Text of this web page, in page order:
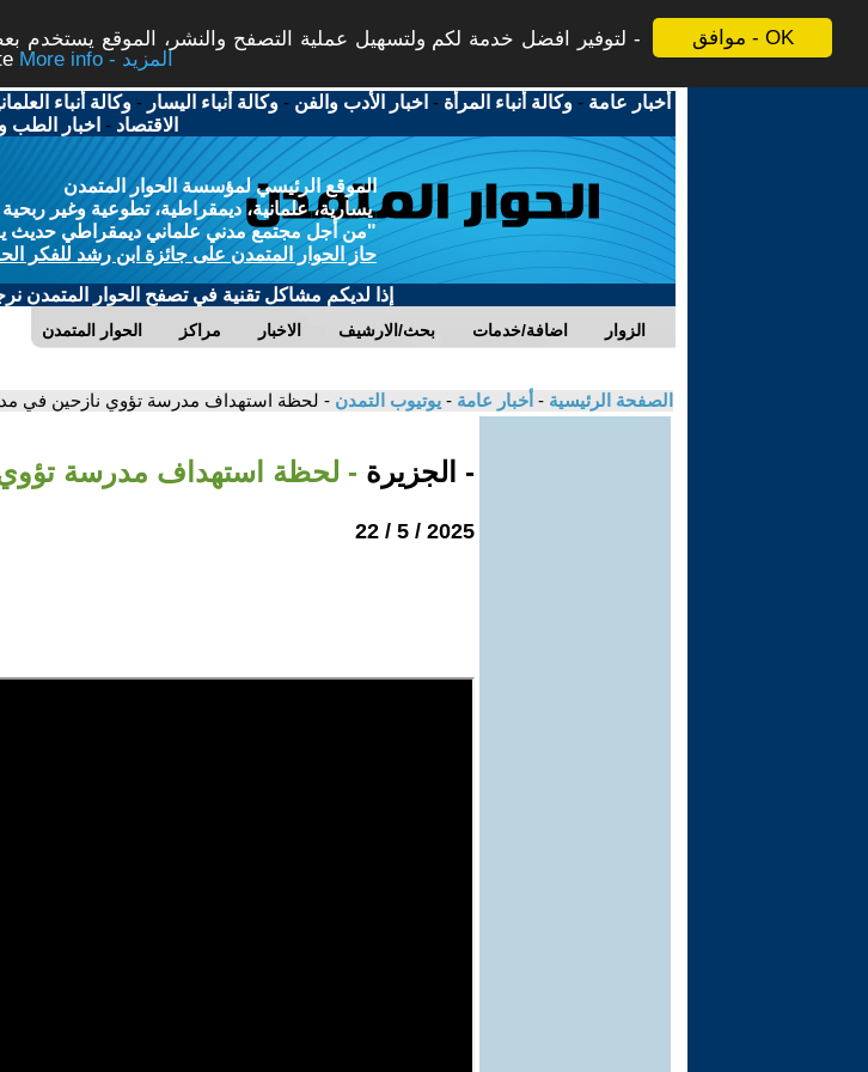
موافق - OK
لتوفير افضل خدمة لكم ولتسهيل عملية التصفح والنشر، الموقع يستخدم
More info - المزيد
أخبار عامة -وكالة أنباء المرأة - اخبار الأدب والفن -وكالة أنباء اليسار -وكالة أنباء
الاقتصاد - اخبار الطب
الموقع الرئيسي لمؤسسة الحوار المتمدن
يسارية، علمانية، ديمقراطية، تطوعية وغير ربحية
"من أجل مجتمع مدني علماني ديمقراطي حديث
حاز الحوار المتمدن على جائزة ابن رشد للفكر
إذا لديكم مشاكل تقنية في تصفح الحوار المتمدن
الحوار المتمدن مراكز الاخبار بحث/الارشيف اضافة/خدمات الزوار
الصفحة الرئيسية - أخبار عامة - يوتيوب التمدن - لحظة استهداف مدرسة تؤوي نازحين في
- الجزيرة - لحظة استهداف مدرسة
2025 / 5 / 22